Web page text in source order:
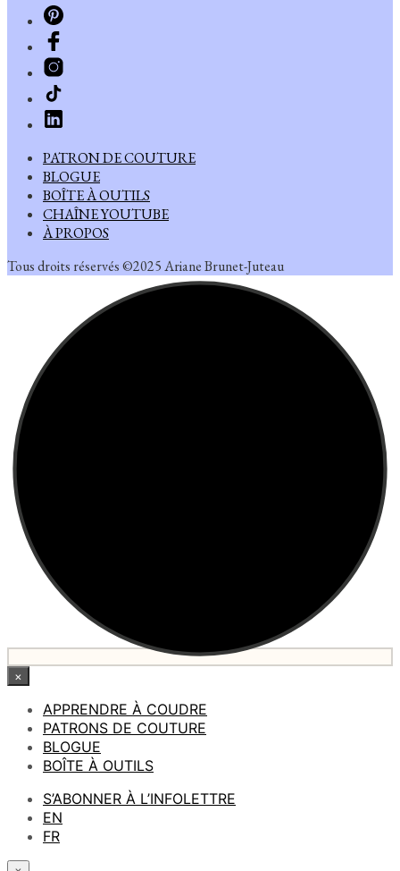
PATRON DE COUTURE
BLOGUE
BOÎTE À OUTILS
CHAÎNE YOUTUBE
À PROPOS
Tous droits réservés ©2025 Ariane Brunet-Juteau
×
APPRENDRE À COUDRE
PATRONS DE COUTURE
BLOGUE
BOÎTE À OUTILS
S’ABONNER À L’INFOLETTRE
EN
FR